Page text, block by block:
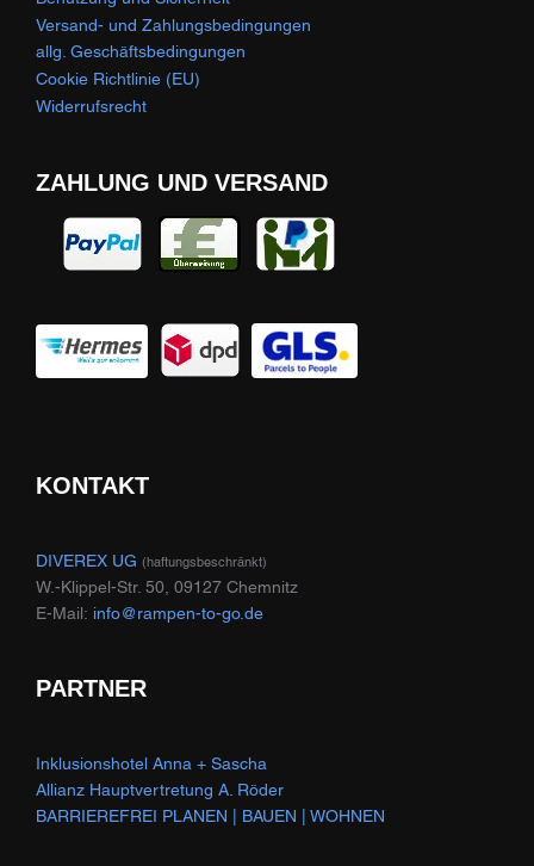
Versand- und Zahlungsbedingungen
allg. Geschäftsbedingungen
Cookie Richtlinie (EU)
Widerrufsrecht
ZAHLUNG UND VERSAND
KONTAKT
DIVEREX UG (haftungsbeschränkt)
W.-Klippel-Str. 50, 09127 Chemnitz
E-Mail: info@rampen-to-go.de
PARTNER
Inklusionshotel Anna + Sascha
Allianz Hauptvertretung A. Röder
BARRIEREFREI PLANEN | BAUEN | WOHNEN